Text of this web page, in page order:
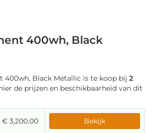
400wh, Black
400wh, Black Metallic is te koop bij 2
de prijzen en beschikbaarheid van dit
€ 3,200.00 Bekijk